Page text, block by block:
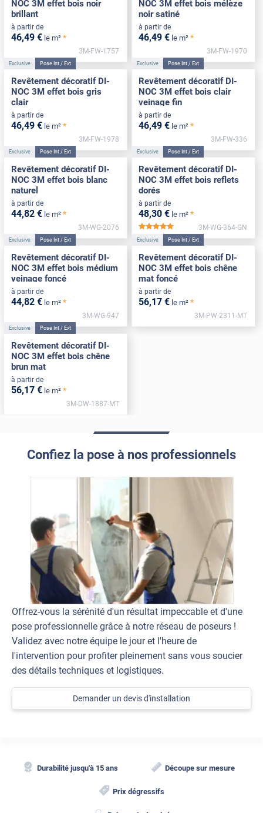
NOC 3M effet bois noir
brillant
à partir de
46,49 € le m² *
3M-FW-1757
NOC 3M effet bois mélèze
noir satiné
à partir de
46,49 € le m² *
3M-FW-1970
Exclusive Pose Int / Ext
Revêtement décoratif DI-
NOC 3M effet bois gris
clair
à partir de
46,49 € le m² *
3M-FW-1978
Exclusive Pose Int / Ext
Revêtement décoratif DI-
NOC 3M effet bois clair
veinage fin
à partir de
46,49 € le m² *
3M-FW-336
Exclusive Pose Int / Ext
Revêtement décoratif DI-
NOC 3M effet bois blanc
naturel
à partir de
44,82 € le m² *
3M-WG-2076
Exclusive Pose Int / Ext
Revêtement décoratif DI-
NOC 3M effet bois reflets
dorés
à partir de
48,30 € le m² *
3M-WG-364-GN
Exclusive Pose Int / Ext
Revêtement décoratif DI-
NOC 3M effet bois médium
veinage foncé
à partir de
44,82 € le m² *
3M-WG-947
Exclusive Pose Int / Ext
Revêtement décoratif DI-
NOC 3M effet bois chêne
mat foncé
à partir de
56,17 € le m² *
3M-PW-2311-MT
Exclusive Pose Int / Ext
Revêtement décoratif DI-
NOC 3M effet bois chêne
brun mat
à partir de
56,17 € le m² *
3M-DW-1887-MT
Confiez la pose à nos professionnels
Offrez-vous la sérénité d'un résultat impeccable et d'une
pose professionnelle grâce à notre réseau de poseurs !
Validez avec notre équipe le jour et l'heure de
l'intervention pour profiter pleinement sans vous soucier
des détails techniques et logistiques.
Demander un devis d'installation
Durabilité jusqu'à 15 ans Découpe sur mesure
Prix dégressifs